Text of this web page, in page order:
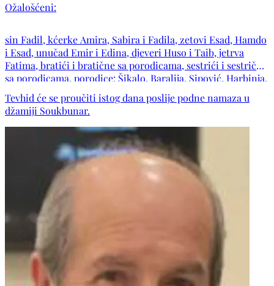
Ožalošćeni:
sin Fadil, kćerke Amira, Sabira i Fadila, zetovi Esad, Hamdo
i Esad, unučad Emir i Edina, djeveri Huso i Taib, jetrva
Fatima, bratići i bratične sa porodicama, sestrići i sestrične
sa porodicama, porodice: Šikalo, Baralija, Sipović, Harbinja,
Đuliman, Čagalj, Imamović, Kerić, Pačariz, Hasanbegović te
ostala mnogobrojna rodbina, komšije i prijatelji.
Tevhid će se proučiti istog dana poslije podne namaza u
džamiji Soukbunar.